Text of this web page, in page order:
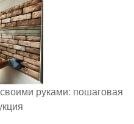
руками: пошаговая